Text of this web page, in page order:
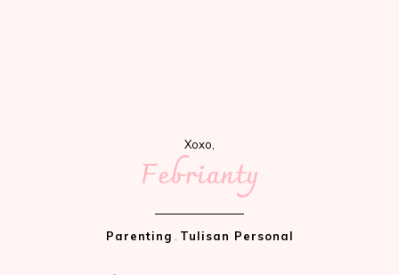
Xoxo,
Febrianty
Parenting Tulisan Personal